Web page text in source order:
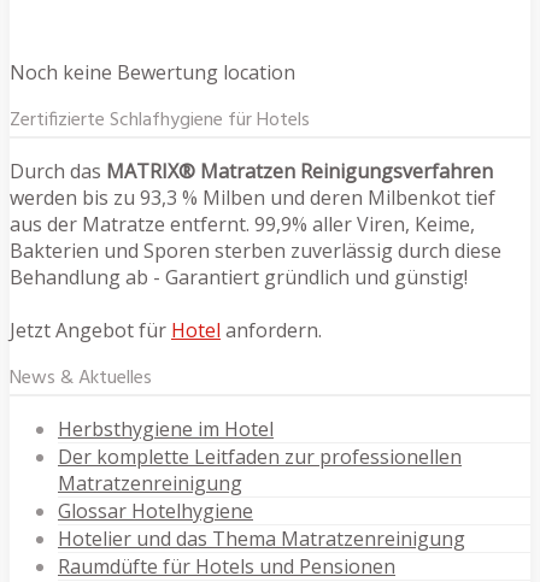
Noch keine Bewertung location
Zertifizierte Schlafhygiene für Hotels
Durch das MATRIX® Matratzen Reinigungsverfahren
werden bis zu 93,3 % Milben und deren Milbenkot tief
aus der Matratze entfernt. 99,9% aller Viren, Keime,
Bakterien und Sporen sterben zuverlässig durch diese
Behandlung ab - Garantiert gründlich und günstig!
Jetzt Angebot für Hotel anfordern.
News & Aktuelles
Herbsthygiene im Hotel
Der komplette Leitfaden zur professionellen
Matratzenreinigung
Glossar Hotelhygiene
Hotelier und das Thema Matratzenreinigung
Raumdüfte für Hotels und Pensionen